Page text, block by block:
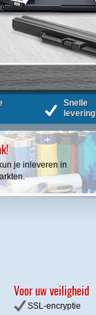
Snelle
levering
je inleveren in
Voor uw veiligheid
SSL-encryptie